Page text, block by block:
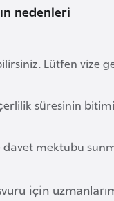
nedenleri
Lütfen
süresinin
mektubu
için